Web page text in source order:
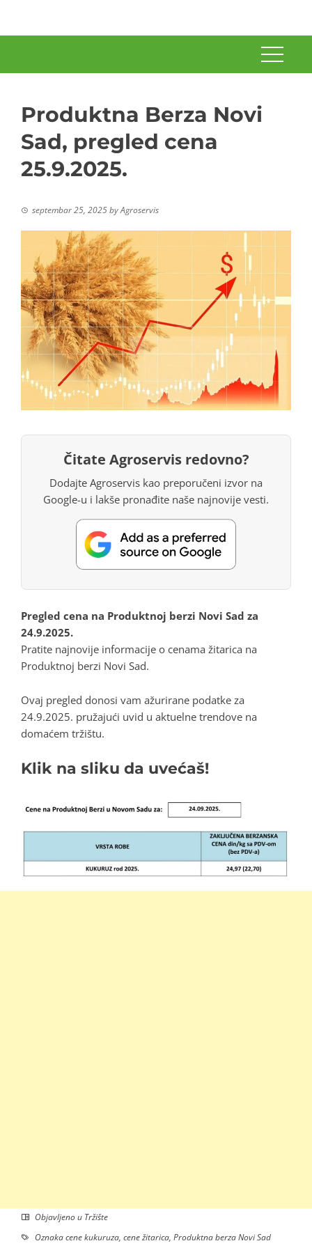
Produktna Berza Novi
Sad, pregled cena
25.9.2025.
septembar 25, 2025byAgroservis
Čitate Agroservis redovno?
Dodajte Agroservis kao preporučeni izvor na
Google-u i lakše pronađite naše najnovije vesti.
Pregled cena na Produktnoj berzi Novi Sad za
24.9.2025.
Pratite najnovije informacije o cenama žitarica na
Produktnoj berzi Novi Sad.
Ovaj pregled donosi vam ažurirane podatke za
24.9.2025. pružajući uvid u aktuelne trendove na
domaćem tržištu.
Klik na sliku da uvećaš!
Objavljeno u Tržište
Oznakacene kukuruza, cene žitarica, Produktna berza Novi Sad